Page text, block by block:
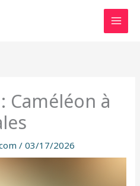
Caméléon à
/03/17/2026